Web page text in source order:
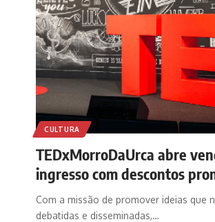
CULTURA
TEDxMorroDaUrca abre
ingresso com descontos
Com a missão de promover ideias que
debatidas e disseminadas,…